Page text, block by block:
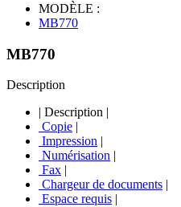
MODÈLE :
MB770
MB770
Description
| Description |
Copie |
Impression |
Numérisation |
Fax |
Chargeur de documents |
Espace requis |